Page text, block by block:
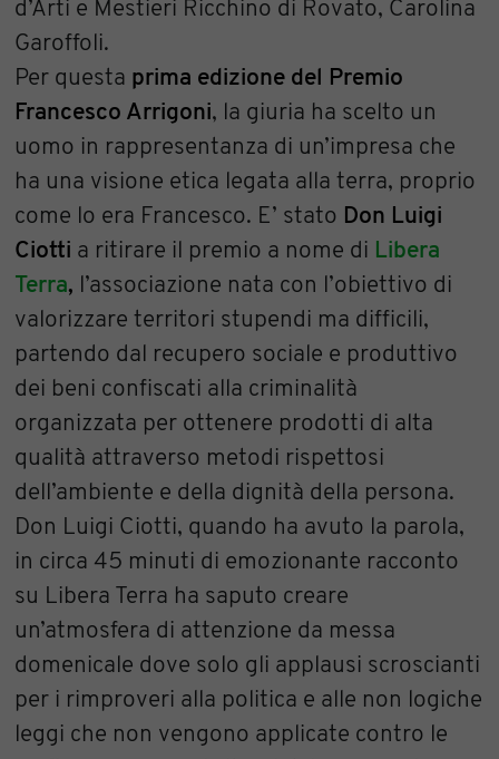
d’Arti e Mestieri Ricchino di Rovato, Carolina
Garoffoli.
Per questa prima edizione del Premio
Francesco Arrigoni, la giuria ha scelto un
uomo in rappresentanza di un’impresa che
ha una visione etica legata alla terra, proprio
come lo era Francesco. E’ stato Don Luigi
Ciotti a ritirare il premio a nome di Libera
Terra, l’associazione nata con l’obiettivo di
valorizzare territori stupendi ma difficili,
partendo dal recupero sociale e produttivo
dei beni confiscati alla criminalità
organizzata per ottenere prodotti di alta
qualità attraverso metodi rispettosi
dell’ambiente e della dignità della persona.
Don Luigi Ciotti, quando ha avuto la parola,
in circa 45 minuti di emozionante racconto
su Libera Terra ha saputo creare
un’atmosfera di attenzione da messa
domenicale dove solo gli applausi scroscianti
per i rimproveri alla politica e alle non logiche
leggi che non vengono applicate contro le